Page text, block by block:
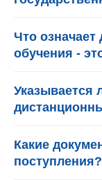
Что
обучения -
Указывается
Какие
поступления?